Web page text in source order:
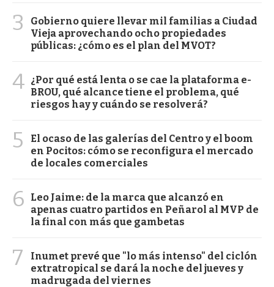
3
Gobierno quiere llevar mil familias a Ciudad
Vieja aprovechando ocho propiedades
públicas: ¿cómo es el plan del MVOT?
4 ¿Por qué está lenta o se cae la plataforma e-
BROU, qué alcance tiene el problema, qué
riesgos hay y cuándo se resolverá?
5
El ocaso de las galerías del Centro y el boom
en Pocitos: cómo se reconfigura el mercado
de locales comerciales
6
Leo Jaime: de la marca que alcanzó en
apenas cuatro partidos en Peñarol al MVP de
la final con más que gambetas
7
Inumet prevé que "lo más intenso" del ciclón
extratropical se dará la noche del jueves y
madrugada del viernes